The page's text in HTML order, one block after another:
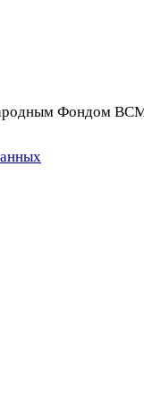
Фондом